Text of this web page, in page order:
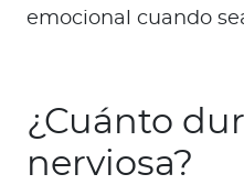
emocional cuando
¿Cuánto
nerviosa?